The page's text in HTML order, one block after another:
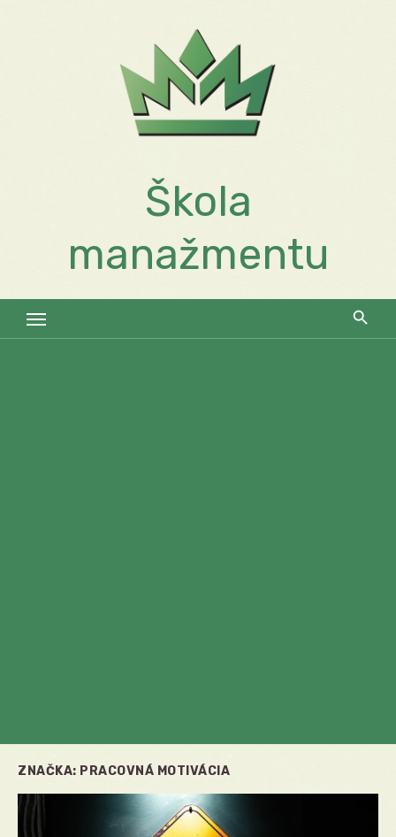
Škola
manažmentu
ZNAČKA: PRACOVNÁ MOTIVÁCIA